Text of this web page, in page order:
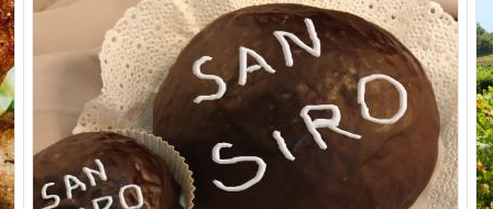
leggenda questo dolce fu servito per la prima volta
durante il banchetto nuziale di Bianca Maria Visconti
e Francesco Sforza, nel 1441: per l’occasione i
pasticcieri gli avevano dato la forma del Torrazzo, il
campanile della cattedrale.